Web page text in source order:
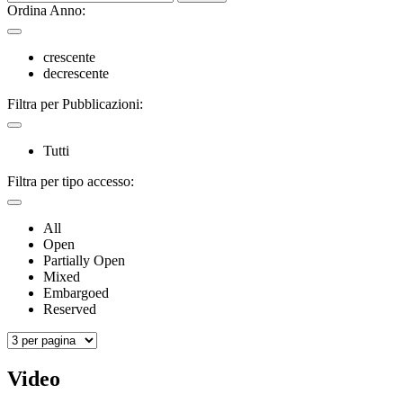
Ordina Anno:
crescente
decrescente
Filtra per Pubblicazioni:
Tutti
Filtra per tipo accesso:
All
Open
Partially Open
Mixed
Embargoed
Reserved
Video